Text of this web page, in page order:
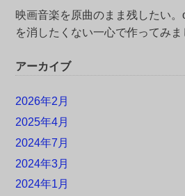
映画音楽を原曲のまま残したい
を消したくない一心で作ってみま
アーカイブ
2026年2月
2025年4月
2024年7月
2024年3月
2024年1月